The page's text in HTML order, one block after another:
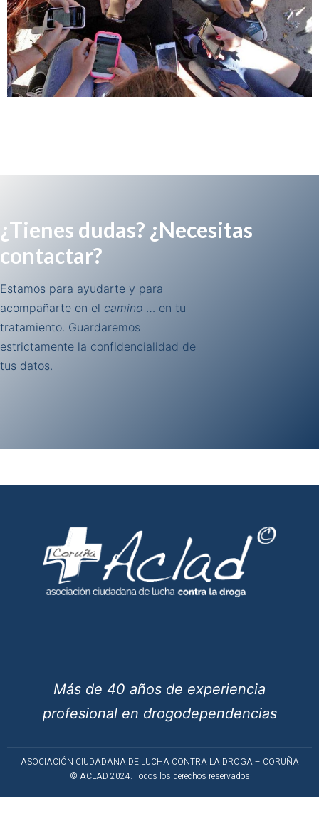
¿Tienes dudas? ¿Necesitas
contactar?
Estamos para ayudarte y para
acompañarte en el camino … en tu
tratamiento. Guardaremos
estrictamente la confidencialidad de
tus datos.
Más de 40 años de experiencia
profesional en drogodependencias
ASOCIACIÓN CIUDADANA DE LUCHA CONTRA LA DROGA – CORUÑA
© ACLAD 2024. Todos los derechos reservados